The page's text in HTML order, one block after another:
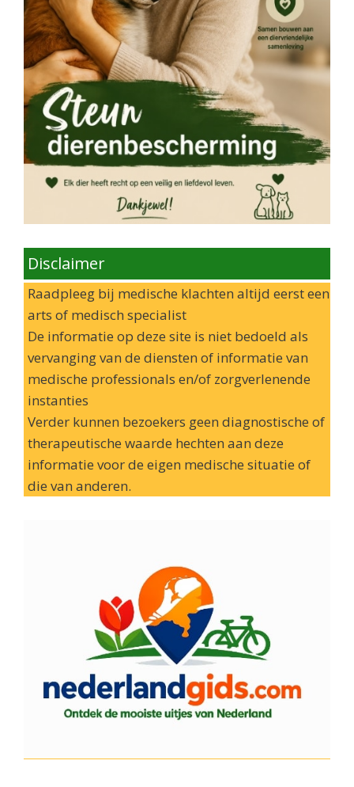
Disclaimer
Raadpleeg bij medische klachten altijd eerst een
arts of medisch specialist
De informatie op deze site is niet bedoeld als
vervanging van de diensten of informatie van
medische professionals en/of zorgverlenende
instanties
Verder kunnen bezoekers geen diagnostische of
therapeutische waarde hechten aan deze
informatie voor de eigen medische situatie of
die van anderen.